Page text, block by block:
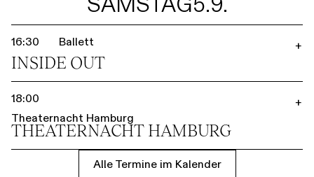
16:30 Ballett
INSIDE OUT
+
18:00
Theaternacht Hamburg
THEATER­NACHT HAMBURG
+
Alle Termine im Kalender